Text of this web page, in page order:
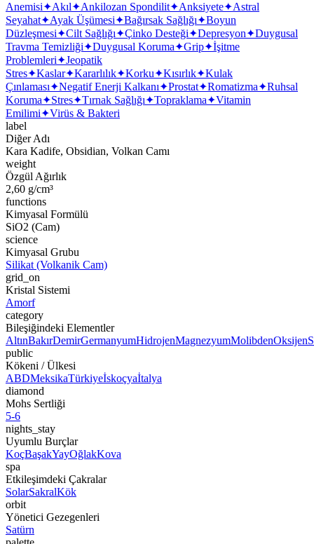
Anemisi✦Akıl✦Ankilozan Spondilit✦Anksiyete✦Astral
Seyahat✦Ayak Üşümesi✦Bağırsak Sağlığı✦Boyun
Düzleşmesi✦Cilt Sağlığı✦Çinko Desteği✦Depresyon✦Duygusal
Travma Temizliği✦Duygusal Koruma✦Grip✦İşitme
Problemleri✦Jeopatik
Stres✦Kaslar✦Kararlılık✦Korku✦Kısırlık✦Kulak
Çınlaması✦Negatif Enerji Kalkanı✦Prostat✦Romatizma✦Ruhsal
Koruma✦Stres✦Tırnak Sağlığı✦Topraklama✦Vitamin
Emilimi✦Virüs & Bakteri
label
Diğer Adı
Kara Kadife, Obsidian, Volkan Camı
weight
Özgül Ağırlık
2,60 g/cm³
functions
Kimyasal Formülü
SiO2 (Cam)
science
Kimyasal Grubu
Silikat (Volkanik Cam)
grid_on
Kristal Sistemi
Amorf
category
Bileşiğindeki Elementler
AltınBakırDemirGermanyumHidrojenMagnezyumMolibdenOksijen
public
Kökeni / Ülkesi
ABDMeksikaTürkiyeİskoçyaİtalya
diamond
Mohs Sertliği
5-6
nights_stay
Uyumlu Burçlar
KoçBaşakYayOğlakKova
spa
Etkileşimdeki Çakralar
SolarSakralKök
orbit
Yönetici Gezegenleri
Satürn